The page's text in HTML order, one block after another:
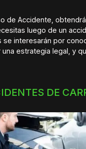
de Accidente,
luego de un
se interesarán por
estrategia legal, y
DE